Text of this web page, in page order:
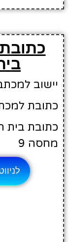
יישוב
כתובת
כתובת בית
מחסה 9